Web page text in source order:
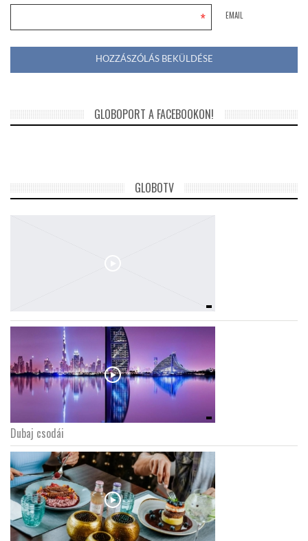
EMAIL
*
GLOBOPORT A FACEBOOKON!
GLOBOTV
Dubaj csodái